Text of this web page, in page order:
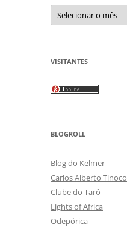
Arquivos
VISITANTES
BLOGROLL
Blog do Kelmer
Carlos Alberto Tinoco
Clube do Tarô
Lights of Africa
Odepórica